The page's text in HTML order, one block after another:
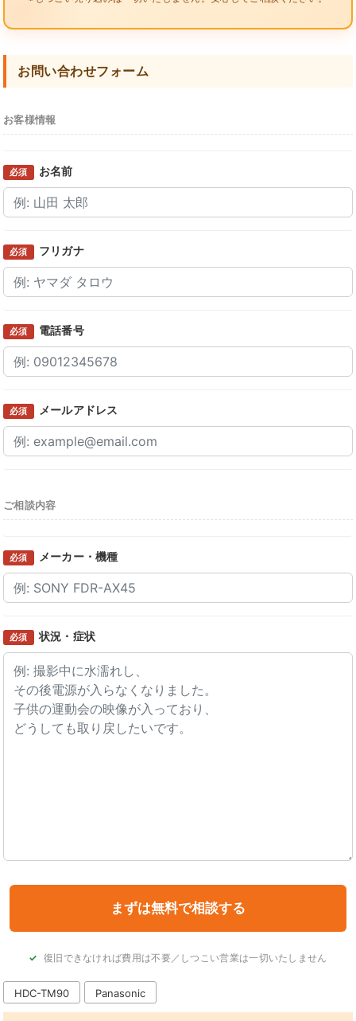
お問い合わせフォーム
お客様情報
必須 お名前
必須 フリガナ
必須 電話番号
必須 メールアドレス
ご相談内容
必須 メーカー・機種
必須 状況・症状
復旧できなければ費用は不要／しつこい営業は一切いたしません
HDC-TM90 Panasonic